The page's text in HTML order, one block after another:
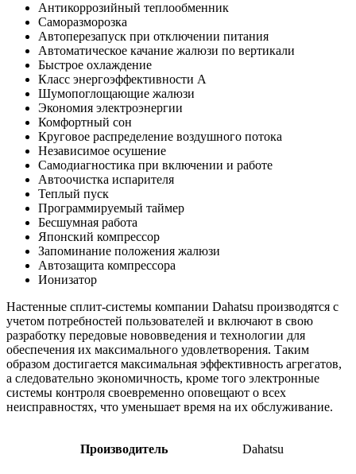
Антикоррозийный теплообменник
Саморазморозка
Автоперезапуск при отключении питания
Автоматическое качание жалюзи по вертикали
Быстрое охлаждение
Класс энергоэффективности А
Шумопоглощающие жалюзи
Экономия электроэнергии
Комфортный сон
Круговое распределение воздушного потока
Независимое осушение
Самодиагностика при включении и работе
Автоочистка испарителя
Теплый пуск
Программируемый таймер
Бесшумная работа
Японский компрессор
Запоминание положения жалюзи
Автозащита компрессора
Ионизатор
Настенные сплит-системы компании Dahatsu производятся с
учетом потребностей пользователей и включают в свою
разработку передовые нововведения и технологии для
обеспечения их максимального удовлетворения. Таким
образом достигается максимальная эффективность агрегатов,
а следовательно экономичность, кроме того электронные
системы контроля своевременно оповещают о всех
неисправностях, что уменьшает время на их обслуживание.
Производитель Dahatsu